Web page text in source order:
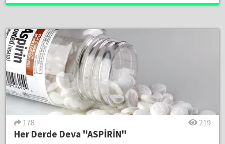
178 219
Her Derde Deva ''ASPİRİN''